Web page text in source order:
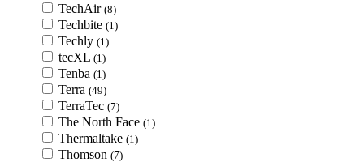
TechAir (8)
Techbite (1)
Techly (1)
tecXL (1)
Tenba (1)
Terra (49)
TerraTec (7)
The North Face (1)
Thermaltake (1)
Thomson (7)